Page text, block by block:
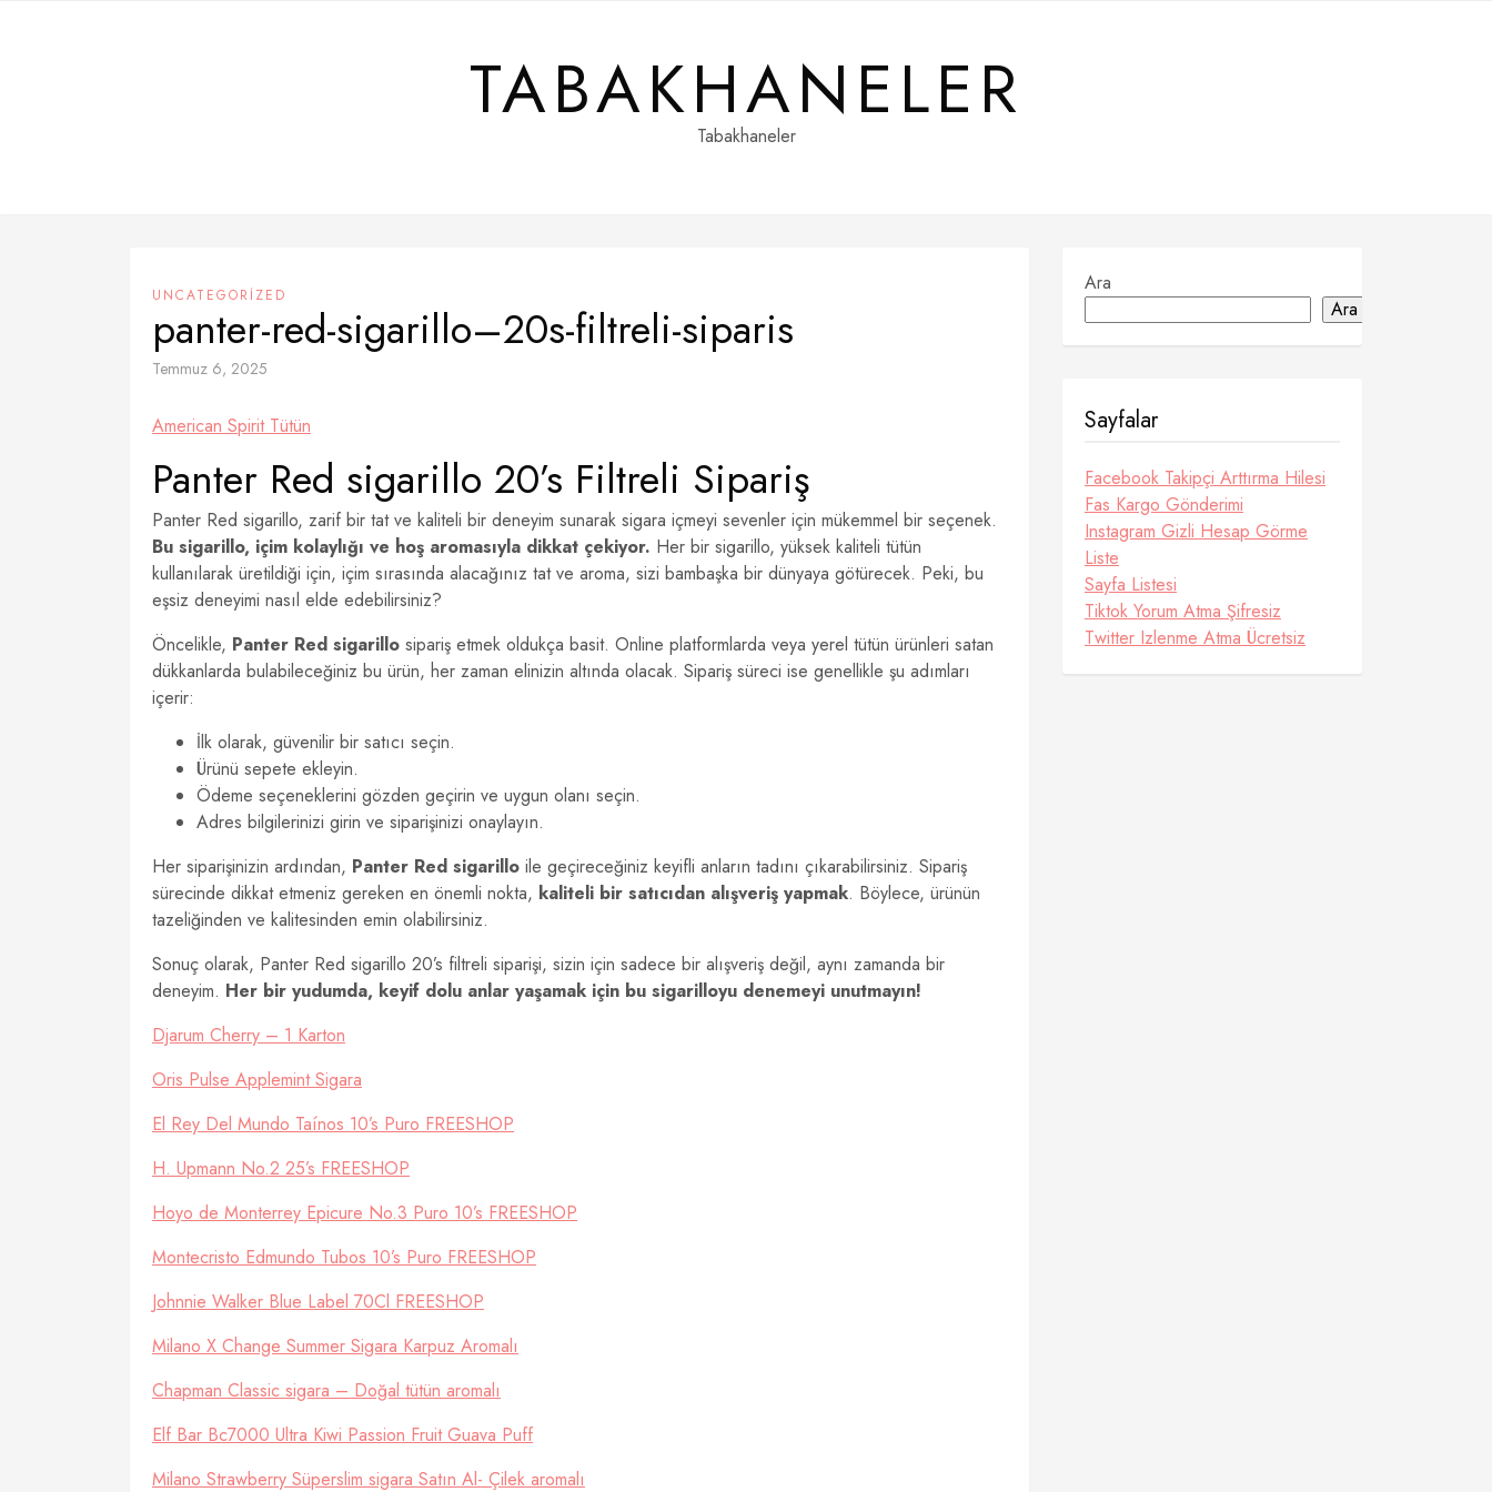
TABAKHANELER
Tabakhaneler
UNCATEGORIZED
panter-red-sigarillo–20s-filtreli-siparis
Temmuz 6, 2025
American Spirit Tütün
Panter Red sigarillo 20’s Filtreli Sipariş
Panter Red sigarillo, zarif bir tat ve kaliteli bir deneyim sunarak sigara içmeyi sevenler için mükemmel bir seçenek.
Bu sigarillo, içim kolaylığı ve hoş aromasıyla dikkat çekiyor. Her bir sigarillo, yüksek kaliteli tütün
kullanılarak üretildiği için, içim sırasında alacağınız tat ve aroma, sizi bambaşka bir dünyaya götürecek. Peki, bu
eşsiz deneyimi nasıl elde edebilirsiniz?
Öncelikle, Panter Red sigarillo sipariş etmek oldukça basit. Online platformlarda veya yerel tütün ürünleri satan
dükkanlarda bulabileceğiniz bu ürün, her zaman elinizin altında olacak. Sipariş süreci ise genellikle şu adımları
içerir:
İlk olarak, güvenilir bir satıcı seçin.
Ürünü sepete ekleyin.
Ödeme seçeneklerini gözden geçirin ve uygun olanı seçin.
Adres bilgilerinizi girin ve siparişinizi onaylayın.
Her siparişinizin ardından, Panter Red sigarillo ile geçireceğiniz keyifli anların tadını çıkarabilirsiniz. Sipariş
sürecinde dikkat etmeniz gereken en önemli nokta, kaliteli bir satıcıdan alışveriş yapmak. Böylece, ürünün
tazeliğinden ve kalitesinden emin olabilirsiniz.
Sonuç olarak, Panter Red sigarillo 20’s filtreli siparişi, sizin için sadece bir alışveriş değil, aynı zamanda bir
deneyim. Her bir yudumda, keyif dolu anlar yaşamak için bu sigarilloyu denemeyi unutmayın!
Djarum Cherry – 1 Karton
Oris Pulse Applemint Sigara
El Rey Del Mundo Taínos 10’s Puro FREESHOP
H. Upmann No.2 25’s FREESHOP
Hoyo de Monterrey Epicure No.3 Puro 10’s FREESHOP
Montecristo Edmundo Tubos 10’s Puro FREESHOP
Johnnie Walker Blue Label 70Cl FREESHOP
Milano X Change Summer Sigara Karpuz Aromalı
Chapman Classic sigara – Doğal tütün aromalı
Elf Bar Bc7000 Ultra Kiwi Passion Fruit Guava Puff
Milano Strawberry Süperslim sigara Satın Al- Çilek aromalı
Ara
Ara
Sayfalar
Facebook Takipçi Arttırma Hilesi
Fas Kargo Gönderimi
Instagram Gizli Hesap Görme
Liste
Sayfa Listesi
Tiktok Yorum Atma Şifresiz
Twitter Izlenme Atma Ücretsiz